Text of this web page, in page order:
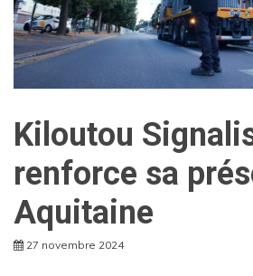
Kiloutou
renforce sa
Aquitaine
27 novembre 2024